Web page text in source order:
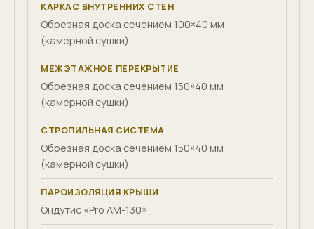
КАРКАС ВНУТРЕННИХ СТЕН
Обрезная доска сечением 100×40 мм
(камерной сушки)
МЕЖЭТАЖНОЕ ПЕРЕКРЫТИЕ
Обрезная доска сечением 150×40 мм
(камерной сушки)
СТРОПИЛЬНАЯ СИСТЕМА
Обрезная доска сечением 150×40 мм
(камерной сушки)
ПАРОИЗОЛЯЦИЯ КРЫШИ
Ондутис «Pro AM-130»